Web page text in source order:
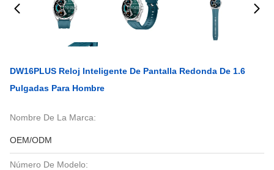
DW16PLUS Reloj Inteligente De Pantalla Redonda De 1.6
Pulgadas Para Hombre
Nombre De La Marca:
OEM/ODM
Número De Modelo: